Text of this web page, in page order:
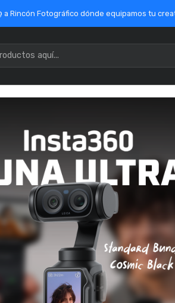
a Rincón Fotográfico dónde equipamos tu
Marcas Ofertas / Outlet Mercado Público
Insta360
SKU: CINSBBKJ
✅ Producto
Pago con
Otros medios de